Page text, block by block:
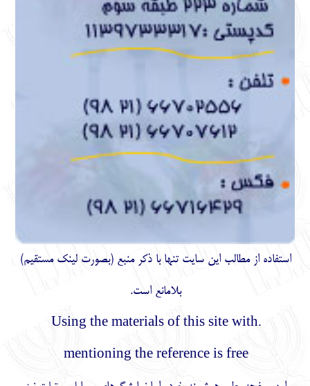
استفاده از مطالب اين سايت تنها با ذكر منبع (بصورت لینک مستقیم)
بلامانع است.
.Using the materials of this site with
mentioning the reference is free